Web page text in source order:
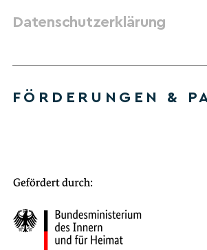
Datenschutzerklärung
FÖRDERUNGEN &